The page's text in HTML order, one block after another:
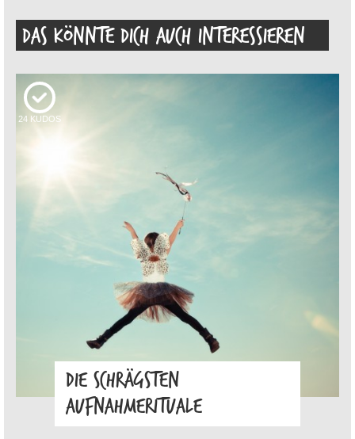
DAS KÖNNTE DICH AUCH INTERESSIEREN
24 KUDOS
DIE SCHRÄGSTEN
AUFNAHMERITUALE